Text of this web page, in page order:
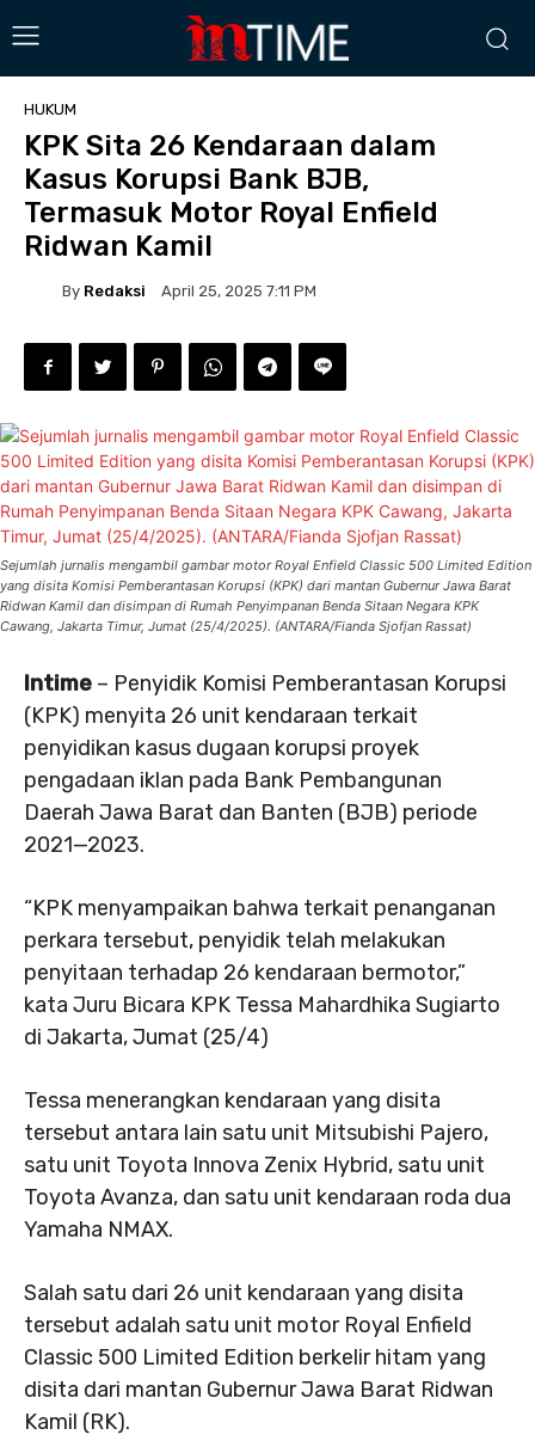
HUKUM
KPK Sita 26 Kendaraan dalam
Kasus Korupsi Bank BJB,
Termasuk Motor Royal Enfield
Ridwan Kamil
By Redaksi April 25, 2025 7:11 PM
Sejumlah jurnalis mengambil gambar motor Royal Enfield Classic 500 Limited Edition
yang disita Komisi Pemberantasan Korupsi (KPK) dari mantan Gubernur Jawa Barat
Ridwan Kamil dan disimpan di Rumah Penyimpanan Benda Sitaan Negara KPK
Cawang, Jakarta Timur, Jumat (25/4/2025). (ANTARA/Fianda Sjofjan Rassat)
Intime – Penyidik Komisi Pemberantasan Korupsi
(KPK) menyita 26 unit kendaraan terkait
penyidikan kasus dugaan korupsi proyek
pengadaan iklan pada Bank Pembangunan
Daerah Jawa Barat dan Banten (BJB) periode
2021—2023.
“KPK menyampaikan bahwa terkait penanganan
perkara tersebut, penyidik telah melakukan
penyitaan terhadap 26 kendaraan bermotor,”
kata Juru Bicara KPK Tessa Mahardhika Sugiarto
di Jakarta, Jumat (25/4)
Tessa menerangkan kendaraan yang disita
tersebut antara lain satu unit Mitsubishi Pajero,
satu unit Toyota Innova Zenix Hybrid, satu unit
Toyota Avanza, dan satu unit kendaraan roda dua
Yamaha NMAX.
Salah satu dari 26 unit kendaraan yang disita
tersebut adalah satu unit motor Royal Enfield
Classic 500 Limited Edition berkelir hitam yang
disita dari mantan Gubernur Jawa Barat Ridwan
Kamil (RK).